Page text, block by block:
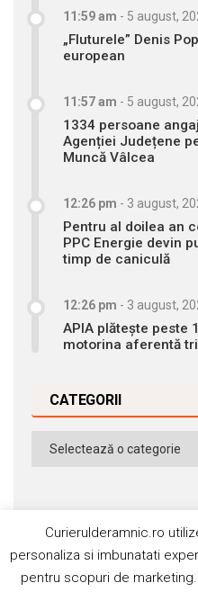
11:59 am - 5 august,
„Fluturele” Denis
european
11:57 am - 5 august,
1334 persoane
Agenției Județene
Muncă Vâlcea
12:26 pm - 3 august,
Pentru al doilea an
PPC Energie devin
timp de caniculă
12:26 pm - 3 august,
APIA plătește peste
motorina aferentă
CATEGORII
Categorii
Curierulderamnic.ro
personaliza si imbunatati
pentru scopuri de